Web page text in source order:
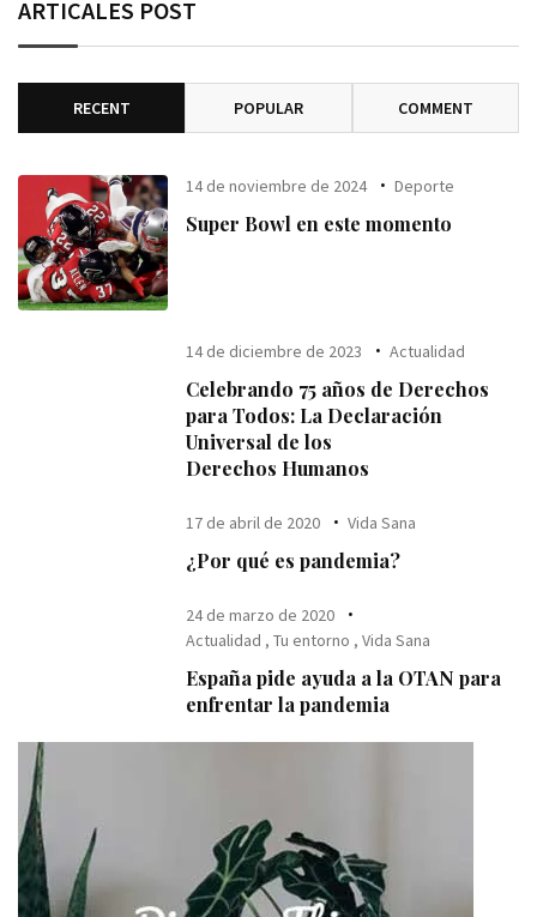
ARTICALES POST
RECENT POPULAR COMMENT
14 de noviembre de 2024 Deporte
Super Bowl en este momento
14 de diciembre de 2023 Actualidad
Celebrando 75 años de Derechos
para Todos: La Declaración
Universal de los
Derechos Humanos
17 de abril de 2020 Vida Sana
¿Por qué es pandemia?
24 de marzo de 2020
Actualidad ,Tu entorno ,Vida Sana
España pide ayuda a la OTAN para
enfrentar la pandemia